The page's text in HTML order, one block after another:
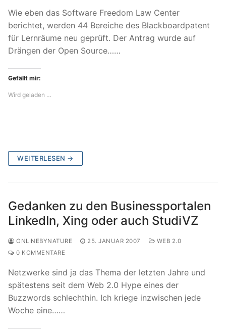
Wie eben das Software Freedom Law Center
berichtet, werden 44 Bereiche des Blackboardpatent
für Lernräume neu geprüft. Der Antrag wurde auf
Drängen der Open Source……
Gefällt mir:
Wird geladen …
WEITERLESEN →
Gedanken zu den Businessportalen
LinkedIn, Xing oder auch StudiVZ
ONLINEBYNATURE 25. JANUAR 2007
WEB 2.0
0 KOMMENTARE
Netzwerke sind ja das Thema der letzten Jahre und
spätestens seit dem Web 2.0 Hype eines der
Buzzwords schlechthin. Ich kriege inzwischen jede
Woche eine……